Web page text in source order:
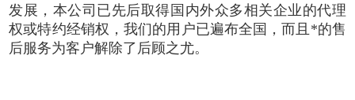
发展，本公司已先后取得国内外众多相关企业的代理
权或特约经销权，我们的用户已遍布全国，而且*的售
后服务为客户解除了后顾之尤。